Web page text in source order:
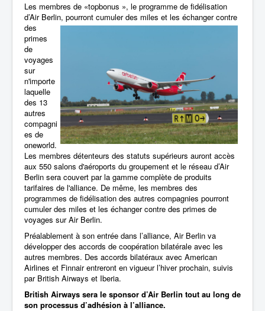
Les membres de «topbonus », le programme de fidélisation
d’Air Berlin, pourront cumuler des miles et les échanger contre
des
primes
de
voyages
sur
n'importe
laquelle
des 13
autres
compagni
es de
oneworld.
Les membres détenteurs des statuts supérieurs auront accès
aux 550 salons d'aéroports du groupement et le réseau d’Air
Berlin sera couvert par la gamme complète de produits
tarifaires de l'alliance. De même, les membres des
programmes de fidélisation des autres compagnies pourront
cumuler des miles et les échanger contre des primes de
voyages sur Air Berlin.
Préalablement à son entrée dans l’alliance, Air Berlin va
développer des accords de coopération bilatérale avec les
autres membres. Des accords bilatéraux avec American
Airlines et Finnair entreront en vigueur l’hiver prochain, suivis
par British Airways et Iberia.
British Airways sera le sponsor d’Air Berlin tout au long de
son processus d’adhésion à l’alliance.